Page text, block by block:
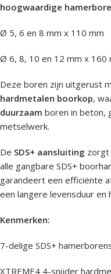
hoogwaardige
Ø 5, 6 en 8 mm x 110 mm
Ø 6, 8, 10 en 12 mm x 160
Deze boren zijn uitgerust
hardmetalen boorkop,
duurzaam boren in beton,
metselwerk.
De SDS+ aansluiting zorgt
alle gangbare SDS+
garandeert een efficiënte
een langere levensduur en
Kenmerken:
7-delige SDS+
XTREME4 4-snijder